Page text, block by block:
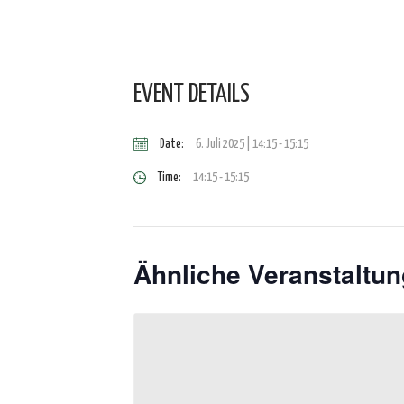
EVENT DETAILS
Date: 6. Juli 2025 | 14:15-15:15
Time: 14:15 - 15:15
Ähnliche